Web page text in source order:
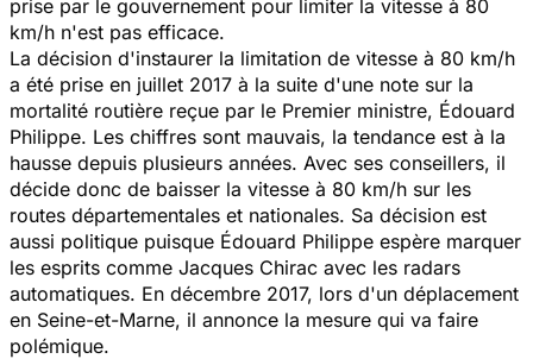
prise par le gouvernement pour limiter la vitesse à 80
km/h n'est pas efficace.
La décision d'instaurer la limitation de vitesse à 80 km/h
a été prise en juillet 2017 à la suite d'une note sur la
mortalité routière reçue par le Premier ministre, Édouard
Philippe. Les chiffres sont mauvais, la tendance est à la
hausse depuis plusieurs années. Avec ses conseillers, il
décide donc de baisser la vitesse à 80 km/h sur les
routes départementales et nationales. Sa décision est
aussi politique puisque Édouard Philippe espère marquer
les esprits comme Jacques Chirac avec les radars
automatiques. En décembre 2017, lors d'un déplacement
en Seine-et-Marne, il annonce la mesure qui va faire
polémique.